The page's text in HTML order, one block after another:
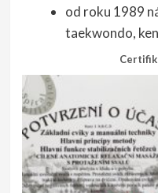
od roku 1989
taekwondo,